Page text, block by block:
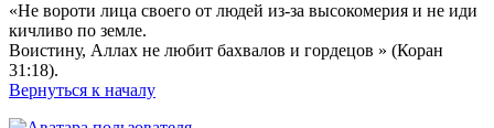
«Не вороти лица своего от людей из-за высокомерия и не иди
кичливо по земле.
Воистину, Аллах не любит бахвалов и гордецов » (Коран
31:18).
Вернуться к началу